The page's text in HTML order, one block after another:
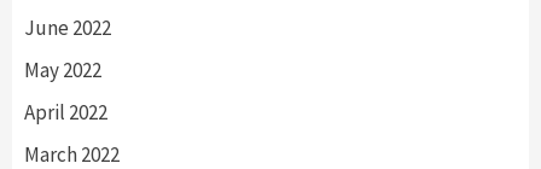
June 2022
May 2022
April 2022
March 2022